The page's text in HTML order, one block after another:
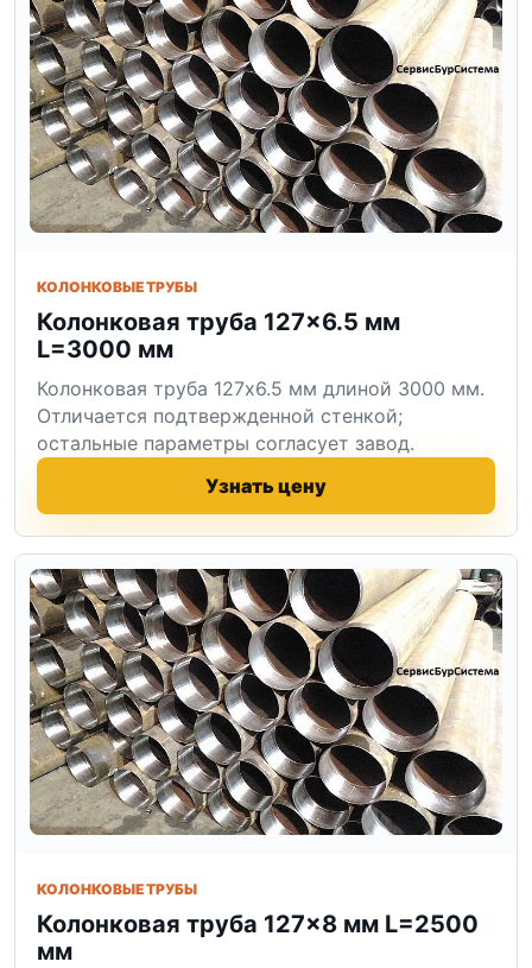
КОЛОНКОВЫЕ ТРУБЫ
Колонковая труба 127×6.5 мм
L=3000 мм
Колонковая труба 127x6.5 мм длиной 3000 мм.
Отличается подтвержденной стенкой;
остальные параметры согласует завод.
Узнать цену
КОЛОНКОВЫЕ ТРУБЫ
Колонковая труба 127×8 мм L=2500
мм